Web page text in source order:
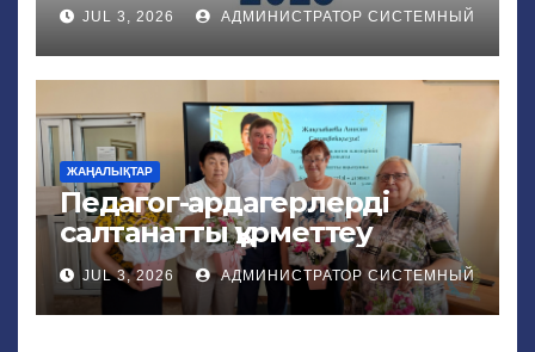
JUL 3, 2026 АДМИНИСТРАТОР СИСТЕМНЫЙ
ЖАҢАЛЫҚТАР
Педагог-ардагерлерді
салтанатты құрметтеу
JUL 3, 2026 АДМИНИСТРАТОР СИСТЕМНЫЙ